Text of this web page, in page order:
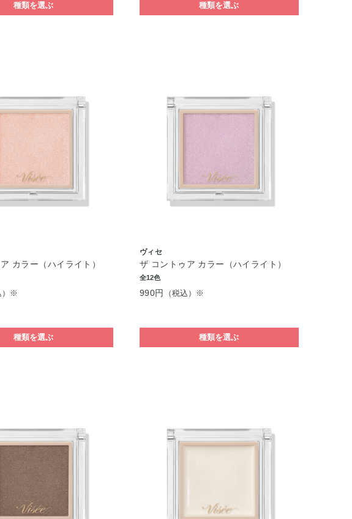
種類を選ぶ 種類を選ぶ
カラー（ハイライト）
）※
種類を選ぶ
ヴィセ
ザ コントゥア カラー（ハイライト）
全12色
990円 （税込）※
種類を選ぶ